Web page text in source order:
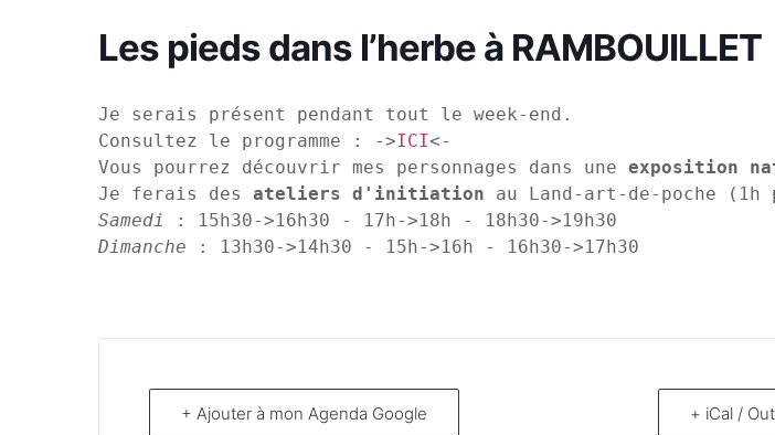
Les pieds dans l’herbe à RAMBOUILLET
Je serais présent pendant tout le week-end.
Consultez le programme : ->ICI<-
Vous pourrez découvrir mes personnages dans une exposition
Je ferais des ateliers d'initiation
Samedi
Dimanche : 13h30->14h30 - 15h->16h - 16h30->17h30
+ Ajouter à mon Agenda Google + iCal /